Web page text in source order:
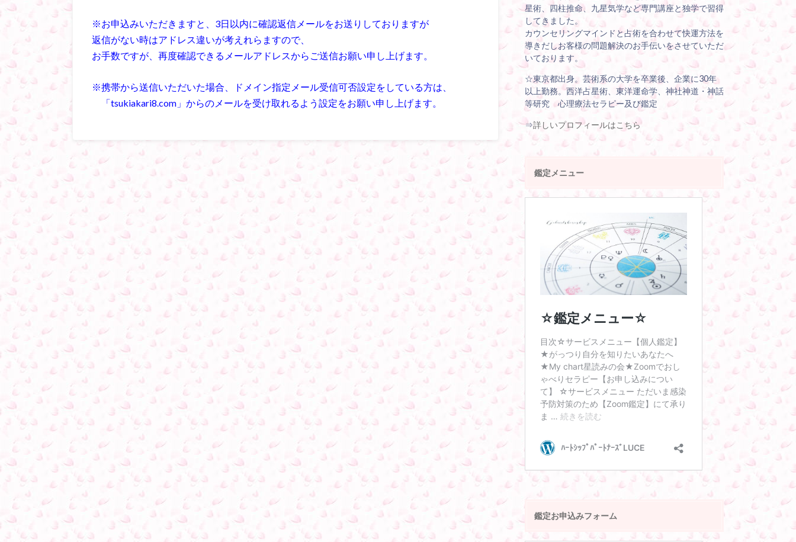
※お申込みいただきますと、3日以内に確認返信メールをお送りしておりますが
返信がない時はアドレス違いが考えれらますので、
お手数ですが、再度確認できるメールアドレスからご送信お願い申し上げます。
※携帯から送信いただいた場合、ドメイン指定メール受信可否設定をしている方は、
「tsukiakari8.com」からのメールを受け取れるよう設定をお願い申し上げます。
星術、四柱推命、九星気学など専門講座と独学で習得
してきました。
カウンセリングマインドと占術を合わせて快運方法を
導きだしお客様の問題解決のお手伝いをさせていただ
いております。
☆東京都出身。芸術系の大学を卒業後、企業に30年
以上勤務。西洋占星術、東洋運命学、神社神道・神話
等研究 心理療法セラピー及び鑑定
⇒詳しいプロフィールはこちら
鑑定メニュー
鑑定お申込みフォーム